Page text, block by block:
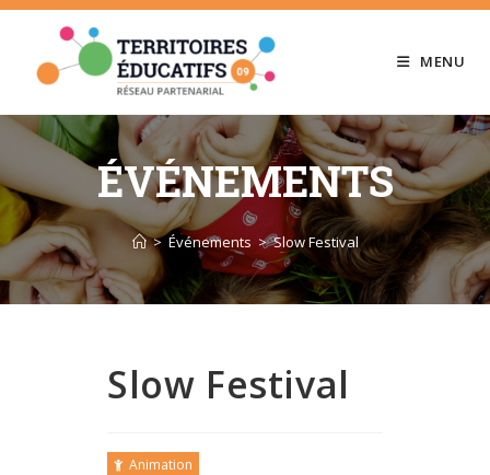
Skip
content
MENU
ÉVÉNEMENTS
> Événements > Slow Festival
Slow Festival
Animation